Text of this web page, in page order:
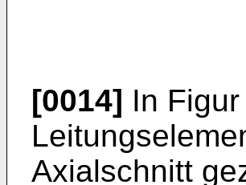
[0014] In
Axialschnitt